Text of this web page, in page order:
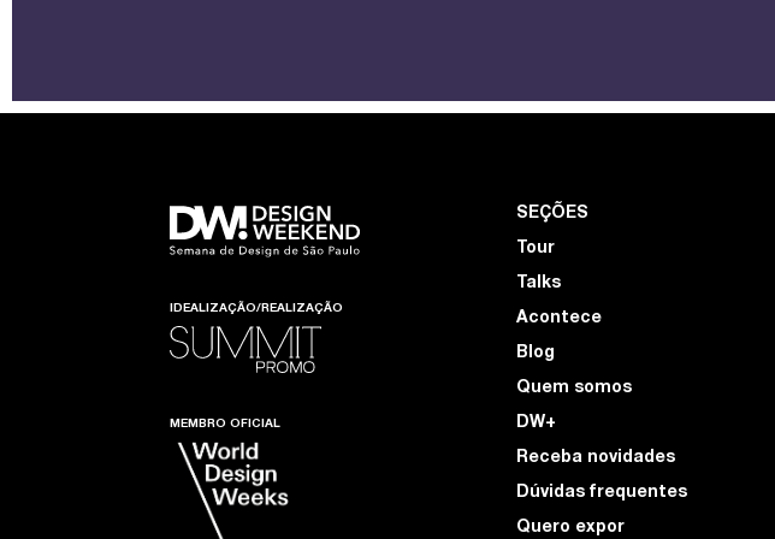
IDEALIZAÇÃO/REALIZAÇÃO
MEMBRO OFICIAL
SEÇÕES
Tour
Talks
Acontece
Blog
Quem somos
DW+
Receba novidades
Dúvidas frequentes
Quero expor